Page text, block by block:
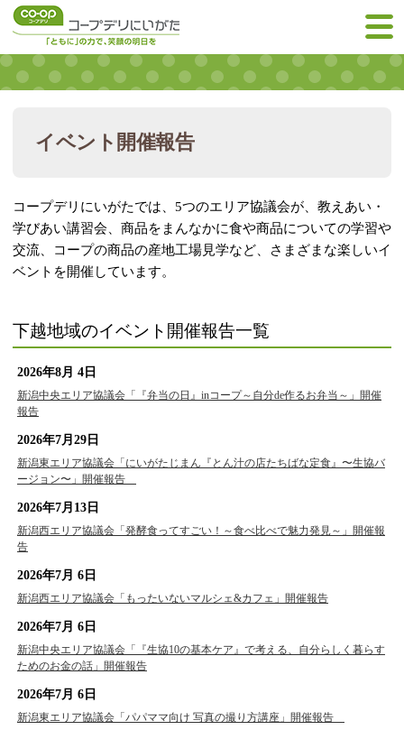
イベント開催報告
コープデリにいがたでは、5つのエリア協議会が、教えあい・
学びあい講習会、商品をまんなかに食や商品についての学習や
交流、コープの商品の産地工場見学など、さまざまな楽しいイ
ベントを開催しています。
下越地域のイベント開催報告一覧
2026年8月 4日
新潟中央エリア協議会「『弁当の日』inコープ～自分de作るお弁当～」開催
報告
2026年7月29日
新潟東エリア協議会「にいがたじまん『とん汁の店たちばな定食』〜生協バ
ージョン〜」開催報告
2026年7月13日
新潟西エリア協議会「発酵食ってすごい！～食べ比べで魅力発見～」開催報
告
2026年7月 6日
新潟西エリア協議会「もったいないマルシェ&カフェ」開催報告
2026年7月 6日
新潟中央エリア協議会「『生協10の基本ケア』で考える、自分らしく暮らす
ためのお金の話」開催報告
2026年7月 6日
新潟東エリア協議会「パパママ向け 写真の撮り方講座」開催報告